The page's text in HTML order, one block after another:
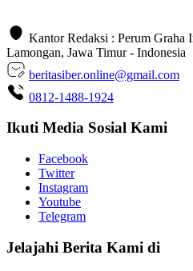
Kantor Redaksi : Perum
Lamongan, Jawa Timur - Indonesia
beritasiber.online@gmail.com
0812-1488-1924
Ikuti Media Sosial Kami
Facebook
Twitter
Instagram
Youtube
Telegram
Jelajahi Berita Kami di